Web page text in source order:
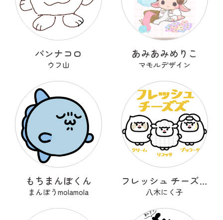
パンナコロ
ウフ山
あみあみめりこ
マモルデザイン
もちまんぼくん
まんぼうmolamola
フレッシュ チーズズ
八木にく子